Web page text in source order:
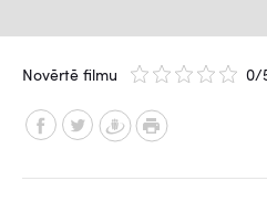
Novērtē filmu 0/